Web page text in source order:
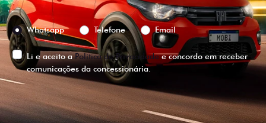
Preferência de contato:
Whatsapp
Telefone Email
Li e aceito aPolítica de Privacidadee concordo em receber
comunicações da concessionária.
ENTRAR EM CONTATO